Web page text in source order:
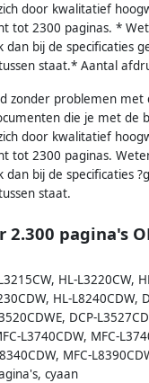
door kwalitatief
tot 2300 paginas. *
dan bij de specificaties
staat.* Aantal
zonder problemen met
die je met de
door kwalitatief
tot 2300 paginas.
dan bij de specificaties
staat.
pagina's
HL-L3220CW,
HL-L8240CDW,
DCP-
L3740CDW, MFC-
MFC-
cyaan